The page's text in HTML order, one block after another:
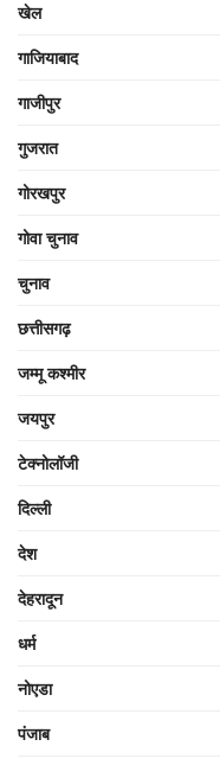
खेल
गाजियाबाद
गाजीपुर
गुजरात
गोरखपुर
गोवा चुनाव
चुनाव
छत्तीसगढ़
जम्मू कश्मीर
जयपुर
टेक्नोलॉजी
दिल्ली
देश
देहरादून
धर्म
नोएडा
पंजाब